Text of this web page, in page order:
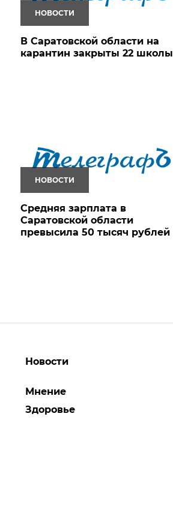
НОВОСТИ
В Саратовской области на
карантин закрыты 22 школы
НОВОСТИ
Средняя зарплата в
Саратовской области
превысила 50 тысяч рублей
Новости
Мнение
Здоровье